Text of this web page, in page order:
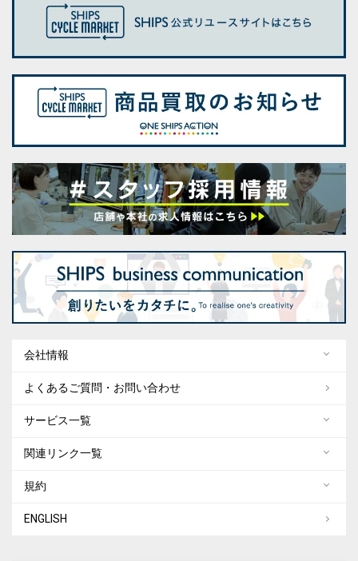
会社情報
よくあるご質問・お問い合わせ
サービス一覧
関連リンク一覧
規約
ENGLISH